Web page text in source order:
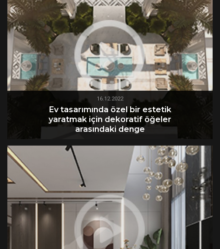
16.12.2022
Ev tasarımında özel bir estetik
yaratmak için dekoratif öğeler
arasındaki denge